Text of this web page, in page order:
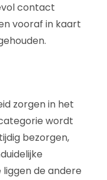
contact
vooraf in kaart
zorgen in het
wordt
bezorgen,
de andere